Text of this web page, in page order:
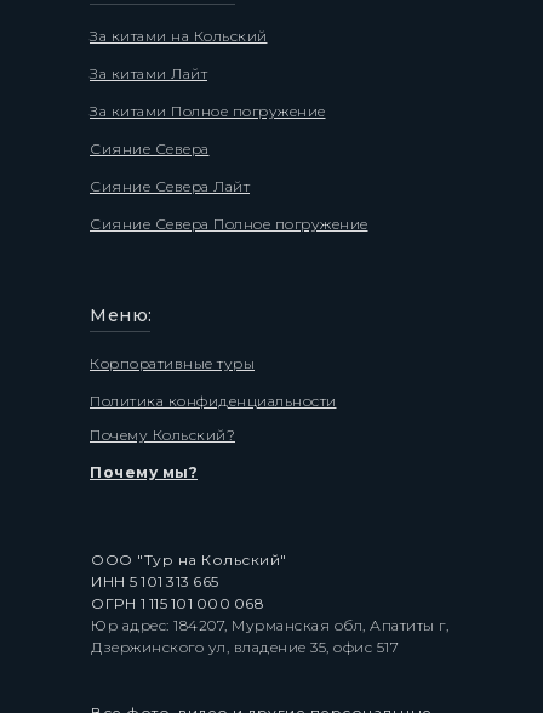
За китами на Кольский
За китами Лайт
За китами Полное погружение
Корпоративные туры
Политика конфиденциальности
Меню:
Сияние Севера
Сияние Севера Лайт
Сияние Севера Полное погружение
Почему Кольский?
Почему мы?
ООО "Тур на Кольский"
ИНН 5 101 313 665
ОГРН 1 115 101 000 068
Юр адрес: 184207, Мурманская обл, Апатиты г,
Дзержинского ул, владение 35, офис 517